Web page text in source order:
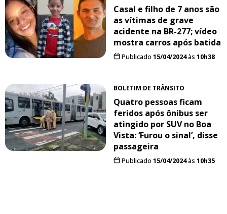
Casal e filho de 7 anos são
as vítimas de grave
acidente na BR-277; vídeo
mostra carros após batida
Publicado 15/04/2024às 10h38
BOLETIM DE TRÂNSITO
Quatro pessoas ficam
feridos após ônibus ser
atingido por SUV no Boa
Vista: ‘Furou o sinal’, disse
passageira
Publicado 15/04/2024às 10h35